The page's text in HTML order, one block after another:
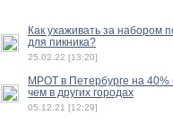
Как ухаживать за набором
для пикника?
25.02.22 [13:20]
МРОТ в Петербурге на
чем в других городах
05.12.21 [12:29]